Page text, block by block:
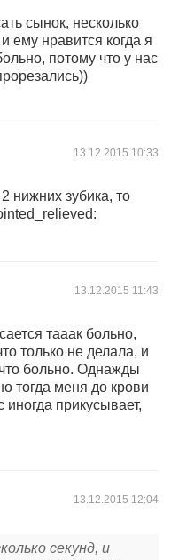
сынок, несколько
ему нравится когда я
потому что у нас
13.12.2015 10:33
нижних зубика, то
13.12.2015 11:43
тааак больно,
только не делала, и
больно. Однажды
тогда меня до крови
иногда прикусывает,
13.12.2015 12:04
секунд, и